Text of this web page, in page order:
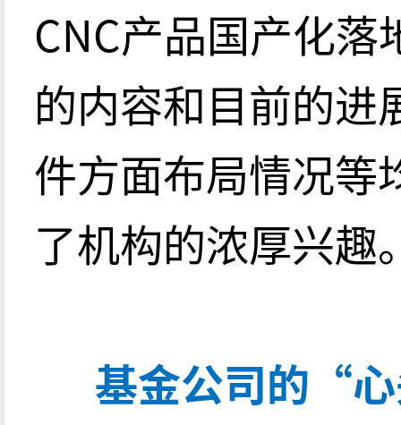
CNC产品国产化
的内容和目前的进
件方面布局情况等
了机构的浓厚兴趣
基金公司的“